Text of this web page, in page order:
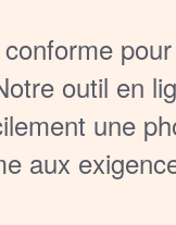
outil en
une
aux